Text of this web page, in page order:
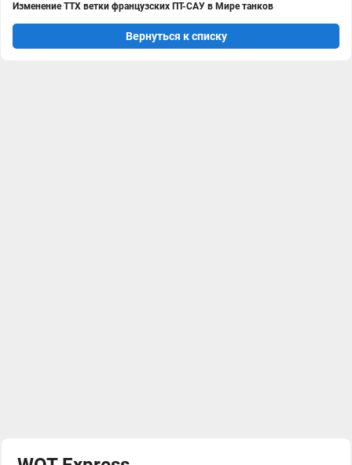
Изменение ТТХ ветки французских ПТ-САУ в Мире танков
Вернуться к списку